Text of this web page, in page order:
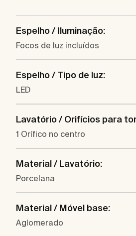
Espelho / Iluminação:
Focos de luz incluídos
Espelho / Tipo de luz:
LED
Lavatório / Orifícios para
1 Orífico no centro
Material / Lavatório:
Porcelana
Material / Móvel base:
Aglomerado